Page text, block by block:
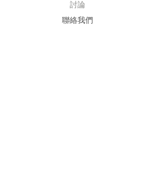
討論
​聯絡我們